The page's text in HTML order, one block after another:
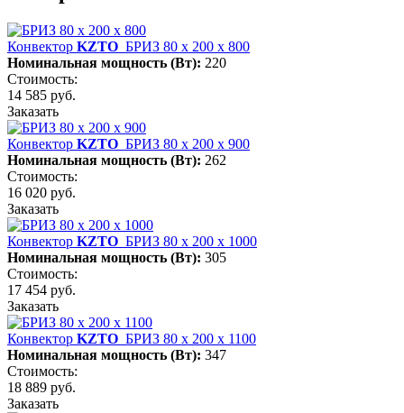
Конвектор KZTO БРИЗ 80 х 200 х 800
Номинальная мощность (Вт): 220
Стоимость:
14 585 руб.
Заказать
Конвектор KZTO БРИЗ 80 х 200 х 900
Номинальная мощность (Вт): 262
Стоимость:
16 020 руб.
Заказать
Конвектор KZTO БРИЗ 80 х 200 х 1000
Номинальная мощность (Вт): 305
Стоимость:
17 454 руб.
Заказать
Конвектор KZTO БРИЗ 80 х 200 х 1100
Номинальная мощность (Вт): 347
Стоимость:
18 889 руб.
Заказать